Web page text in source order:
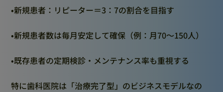
•新規患者：リピーター＝3：7の割合を目指す
•新規患者数は毎月安定して確保（例：月70～150人）
•既存患者の定期検診・メンテナンス率も重視する
特に歯科医院は「治療完了型」のビジネスモデルなの